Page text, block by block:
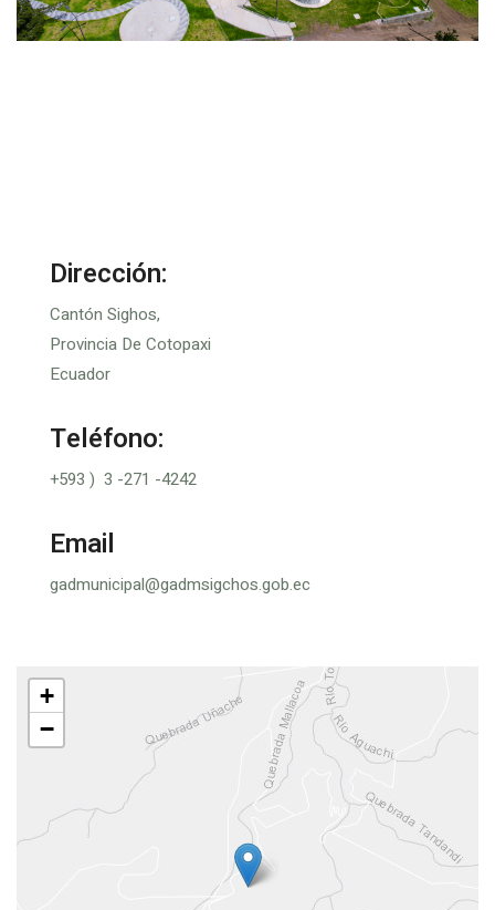
Dirección:
Cantón Sighos,
Provincia De Cotopaxi
Ecuador
Teléfono:
+593 ) 3 -271 -4242
Email
gadmunicipal@gadmsigchos.gob.ec
+
−